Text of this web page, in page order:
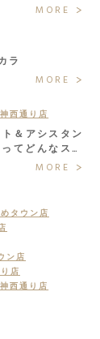
MORE
ラ
MORE
西通り店
＆アシスタン
てどんなスタ
MORE
タウン店
ン店
店
西通り店